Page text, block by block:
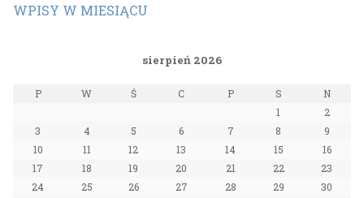
WPISY W MIESIĄCU
sierpień 2026
P W Ś C P S
N
1
2
3
4 5 6 7 8
9
10
11 12 13 14 15
16
17
18 19 20 21 22
23
24
25 26 27 28 29
30